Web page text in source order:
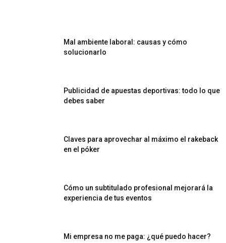
Mal ambiente laboral: causas y cómo
solucionarlo
Publicidad de apuestas deportivas: todo lo que
debes saber
Claves para aprovechar al máximo el rakeback
en el póker
Cómo un subtitulado profesional mejorará la
experiencia de tus eventos
Mi empresa no me paga: ¿qué puedo hacer?